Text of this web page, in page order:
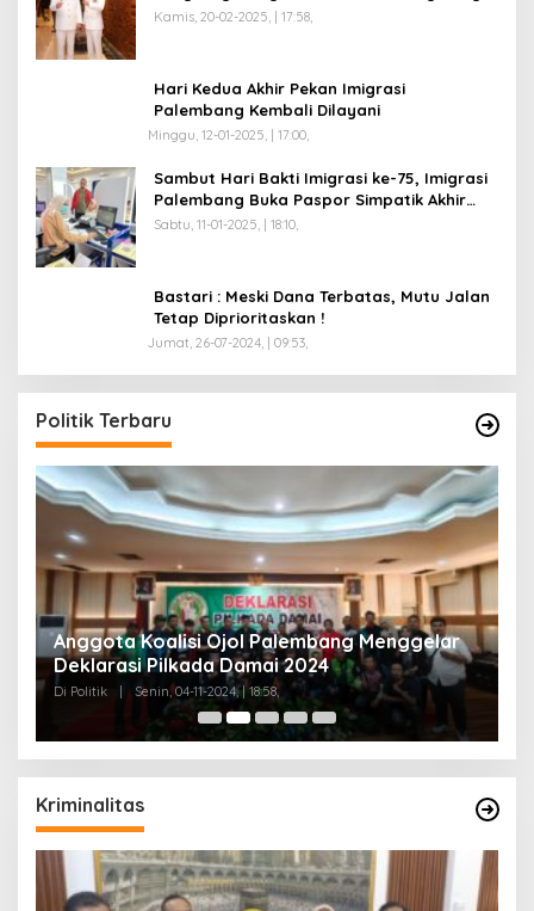
Kamis, 20-02-2025, | 17:58,
Hari Kedua Akhir Pekan Imigrasi
Palembang Kembali Dilayani
Minggu, 12-01-2025, | 17:00,
Sambut Hari Bakti Imigrasi ke-75, Imigrasi
Palembang Buka Paspor Simpatik Akhir
Pekan
Sabtu, 11-01-2025, | 18:10,
Bastari : Meski Dana Terbatas, Mutu Jalan
Tetap Diprioritaskan !
Jumat, 26-07-2024, | 09:53,
Politik Terbaru
Anggota Koalisi Ojol Palembang Menggelar
Deklarasi Pilkada Damai 2024
Di Politik | Senin, 04-11-2024, | 18:58,
Kriminalitas